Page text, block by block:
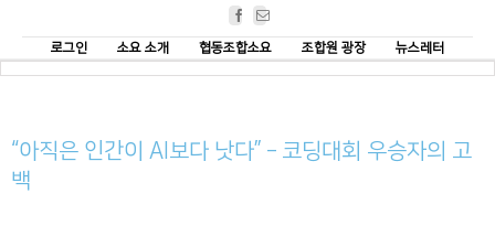
Facebook
로그인
소요 소개 협동조합소요 조합원 광장 뉴스레터
“아직은 인간이 AI보다 낫다” – 코딩대회 우승자의 고
백